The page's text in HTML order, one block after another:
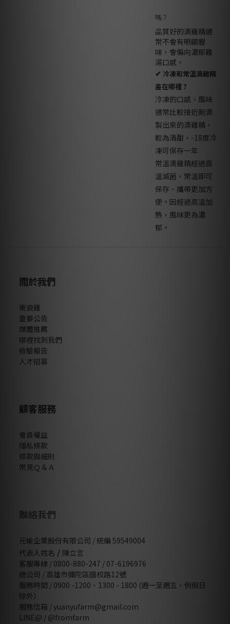
嗎？
品質好的滴雞精通
常不會有明顯腥
味，會偏向濃郁雞
湯口感。
✔ 冷凍和常溫滴雞精
差在哪裡 ?
冷凍的口感、風味
通常比較接近剛滴
製出來的滴雞精，
較為清甜，-18度冷
凍可保存一年
常溫滴雞精經過高
溫滅菌，常溫即可
保存、攜帶更加方
便。因經過高溫加
熱，風味更為濃
郁。
關於我們
衝浪雞
重要公告
媒體推薦
哪裡找到我們
檢驗報告
人才招募
顧客服務
會員權益
隱私條款
條款與細則
常見Ｑ＆Ａ
聯絡我們
元榆企業股份有限公司 / 統編 59549004
代表人姓名 / 陳立言
客服專線 / 0800-880-247 / 07-6196976
總公司 / 高雄市彌陀區國校路12號
服務時間 / 0900 -1200、1300 - 1800 (週一至週五，例假日
除外）
服務信箱 / yuanyufarm@gmail.com
LINE@ / @fromfarm